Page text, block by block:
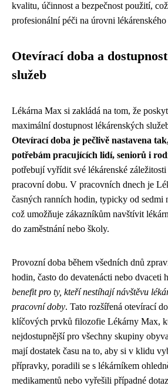
kvalitu, účinnost a bezpečnost použití,
profesionální péči na úrovni lékárenského
Otevírací doba a
služeb
Lékárna Max si zakládá na tom, že
maximální dostupnost lékárenských
Otevírací doba je pečlivě nastavena
potřebám pracujících lidí, seniorů i
potřebují vyřídit své lékárenské
pracovní dobu. V pracovních dnech je
časných ranních hodin, typicky od sedmi
což umožňuje zákazníkům navštívit
do zaměstnání nebo školy.
Provozní doba během všedních dnů
hodin, často do devatenácti nebo dvaceti
benefit pro ty, kteří nestíhají návštěvu
pracovní doby. Tato rozšířená otevírací
klíčových prvků filozofie Lékárny Max,
nejdostupnější pro všechny skupiny
mají dostatek času na to, aby si v klidu
přípravky, poradili se s lékárníkem
medikamentů nebo vyřešili případné